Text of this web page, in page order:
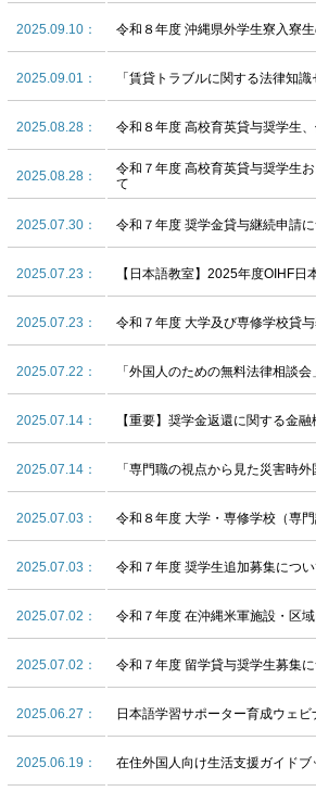
2025.09.10： 令和８年度 沖縄県外学生寮入寮
2025.09.01： 「賃貸トラブルに関する法律知
2025.08.28： 令和８年度 高校育英貸与奨学生
2025.08.28：
令和７年度 高校育英貸与奨学生
て
2025.07.30： 令和７年度 奨学金貸与継続申請に
2025.07.23： 【日本語教室】2025年度OIHF日
2025.07.23： 令和７年度 大学及び専修学校貸
2025.07.22： 「外国人のための無料法律相談会」
2025.07.14： 【重要】奨学金返還に関する金
2025.07.14： 「専門職の視点から見た災害時
2025.07.03： 令和８年度 大学・専修学校（専
2025.07.03： 令和７年度 奨学生追加募集につ
2025.07.02： 令和７年度 在沖縄米軍施設・区
2025.07.02： 令和７年度 留学貸与奨学生募集
2025.06.27： 日本語学習サポーター育成ウェ
2025.06.19： 在住外国人向け生活支援ガイドブ